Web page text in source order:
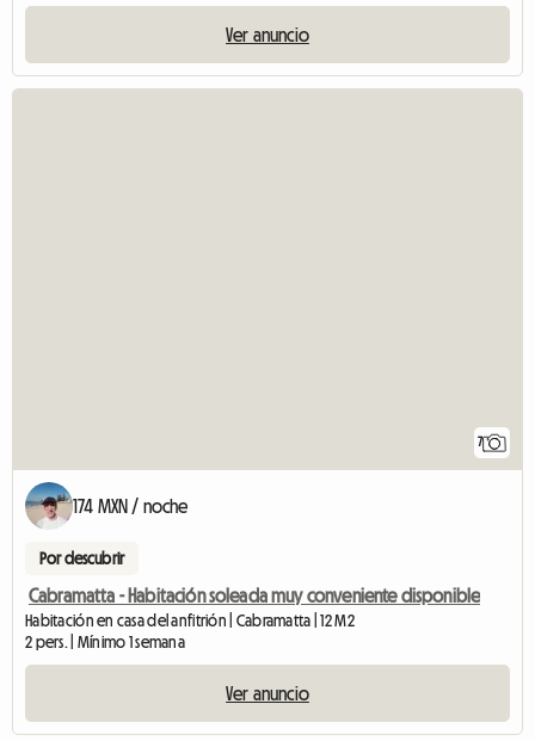
Ver anuncio
7
174 MXN / noche
Por descubrir
Cabramatta - Habitación soleada muy conveniente disponible
Habitación en casa del anfitrión | Cabramatta | 12 M2
2 pers. | Mínimo 1 semana
Ver anuncio